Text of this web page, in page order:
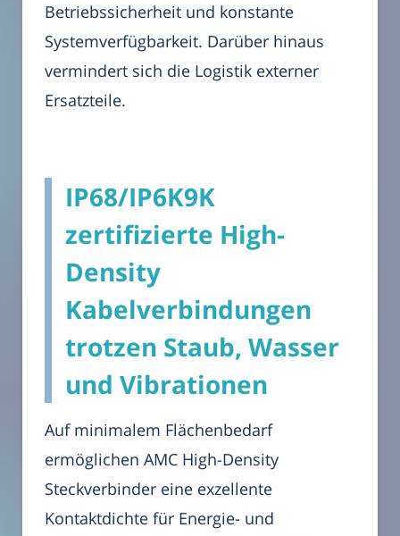
Betriebssicherheit und konstante
Systemverfügbarkeit. Darüber hinaus
vermindert sich die Logistik externer
Ersatzteile.
IP68/IP6K9K
zertifizierte High-
Density
Kabelverbindungen
trotzen Staub, Wasser
und Vibrationen
Auf minimalem Flächenbedarf
ermöglichen AMC High-Density
Steckverbinder eine exzellente
Kontaktdichte für Energie- und